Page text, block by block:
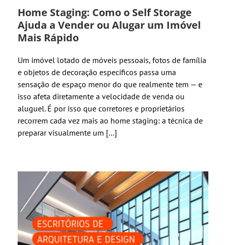
Home Staging: Como o Self Storage
Ajuda a Vender ou Alugar um Imóvel
Mais Rápido
Um imóvel lotado de móveis pessoais, fotos de família
e objetos de decoração específicos passa uma
sensação de espaço menor do que realmente tem — e
isso afeta diretamente a velocidade de venda ou
aluguel. É por isso que corretores e proprietários
recorrem cada vez mais ao home staging: a técnica de
preparar visualmente um […]